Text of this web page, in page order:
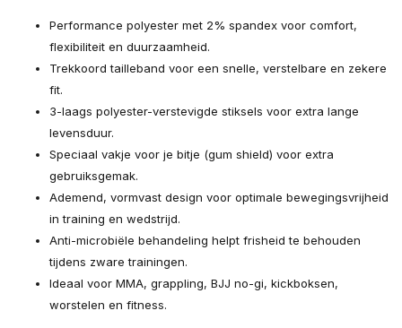
Performance polyester met 2% spandex voor comfort,
flexibiliteit en duurzaamheid.
Trekkoord tailleband voor een snelle, verstelbare en zekere
fit.
3-laags polyester-verstevigde stiksels voor extra lange
levensduur.
Speciaal vakje voor je bitje (gum shield) voor extra
gebruiksgemak.
Ademend, vormvast design voor optimale bewegingsvrijheid
in training en wedstrijd.
Anti-microbiële behandeling helpt frisheid te behouden
tijdens zware trainingen.
Ideaal voor MMA, grappling, BJJ no-gi, kickboksen,
worstelen en fitness.